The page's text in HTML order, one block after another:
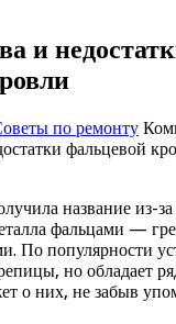
и
по ремонту
фальцевой
название из-
фальцами —
По популярности
но обладает
о них, не забыв